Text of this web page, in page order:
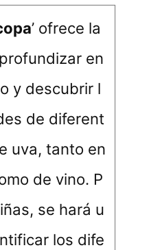
’ ofrece la
en
y descubrir l
de diferent
uva, tanto en
de vino. P
se hará u
los dife